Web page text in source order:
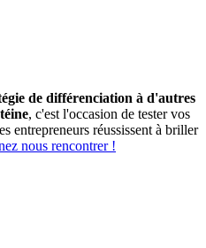
de différenciation à d'autres
, c'est l'occasion de tester vos
entrepreneurs réussissent à briller
nous rencontrer !